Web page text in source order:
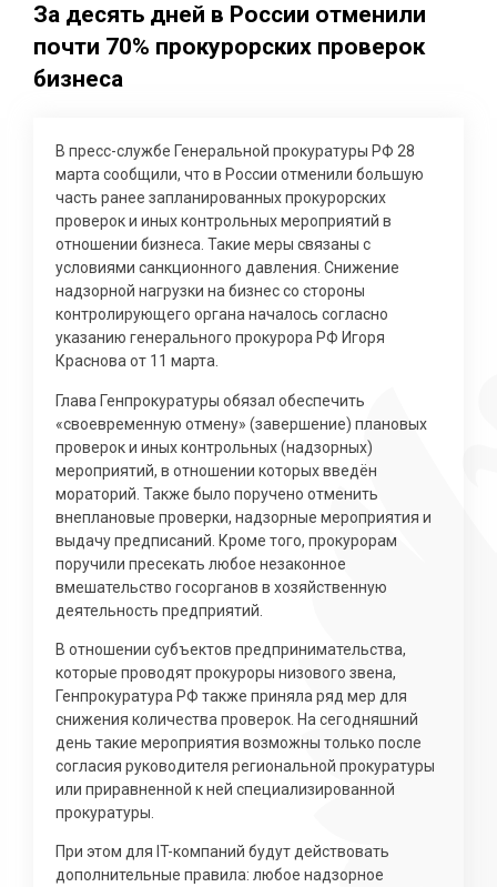
За десять дней в России отменили
почти 70% прокурорских проверок
бизнеса
В пресс-службе Генеральной прокуратуры РФ 28
марта сообщили, что в России отменили большую
часть ранее запланированных прокурорских
проверок и иных контрольных мероприятий в
отношении бизнеса. Такие меры связаны с
условиями санкционного давления. Снижение
надзорной нагрузки на бизнес со стороны
контролирующего органа началось согласно
указанию генерального прокурора РФ Игоря
Краснова от 11 марта.
Глава Генпрокуратуры обязал обеспечить
«своевременную отмену» (завершение) плановых
проверок и иных контрольных (надзорных)
мероприятий, в отношении которых введён
мораторий. Также было поручено отменить
внеплановые проверки, надзорные мероприятия и
выдачу предписаний. Кроме того, прокурорам
поручили пресекать любое незаконное
вмешательство госорганов в хозяйственную
деятельность предприятий.
В отношении субъектов предпринимательства,
которые проводят прокуроры низового звена,
Генпрокуратура РФ также приняла ряд мер для
снижения количества проверок. На сегодняшний
день такие мероприятия возможны только после
согласия руководителя региональной прокуратуры
или приравненной к ней специализированной
прокуратуры.
При этом для IT-компаний будут действовать
дополнительные правила: любое надзорное